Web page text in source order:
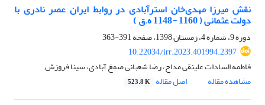
نقش میرزا‌‌‌‌‌ مهدی‌خان استرآبادی در روابط ایران عصر نادری با
دولت عثمانی ( 1160 -1148 ه.ق )
دوره 9، شماره 4، زمستان 1398، صفحه
391-363
10.22034/irr.2023.401994.2397
فاطمه السادات علینقی مداح، رضا شعبانی صمغ آبادی، سینا فروزش
مشاهده مقاله
اصل مقاله 523.8 K